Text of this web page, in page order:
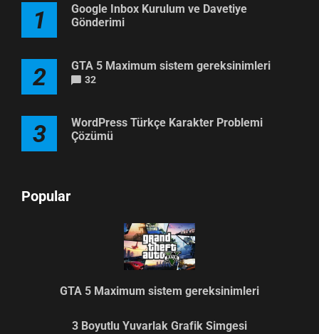
1
Google Inbox Kurulum ve Davetiye
Gönderimi
2 GTA 5 Maximum sistem gereksinimleri
32
3
WordPress Türkçe Karakter Problemi
Çözümü
Popular
GTA 5 Maximum sistem gereksinimleri
3 Boyutlu Yuvarlak Grafik Simgesi